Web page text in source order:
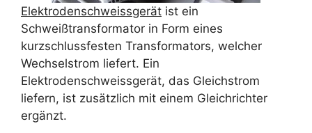
Elektrodenschweissgerät ist ein
Schweißtransformator in Form eines
kurzschlussfesten Transformators, welcher
Wechselstrom liefert. Ein
Elektrodenschweissgerät, das Gleichstrom
liefern, ist zusätzlich mit einem Gleichrichter
ergänzt.